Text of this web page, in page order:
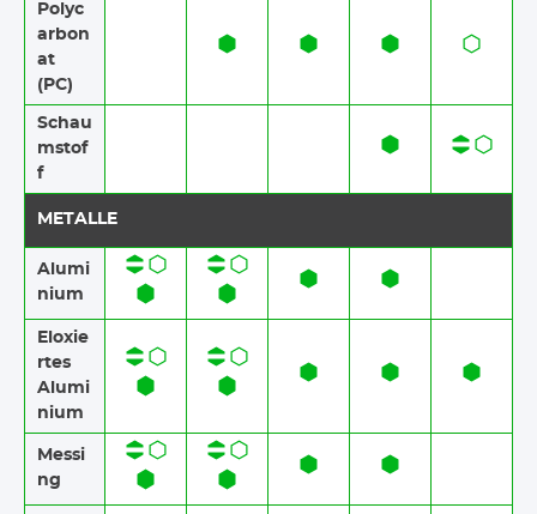
Polyc
arbon
at
(PC)
Schau
mstof
f​​
METALLE
Alumi
nium
Eloxie
rtes
Alumi
nium​​
Messi
ng